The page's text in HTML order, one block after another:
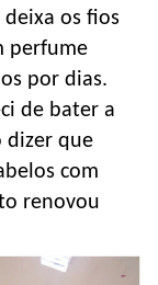
os fios
perfume
por dias.
de bater a
dizer que
com
renovou